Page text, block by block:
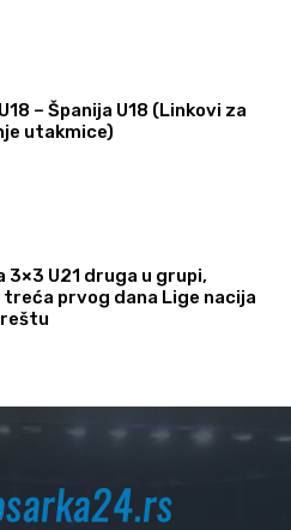
– Španija U18 (Linkovi za
utakmice)
3×3 U21 druga u grupi,
treća prvog dana Lige nacija